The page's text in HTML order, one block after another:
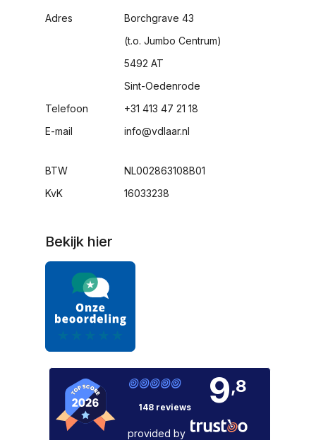
Adres
Telefoon
E-mail
BTW
KvK
Borchgrave 43
(t.o. Jumbo Centrum)
5492 AT
Sint-Oedenrode
+31 413 47 21 18
info@vdlaar.nl
NL002863108B01
16033238
Bekijk hier
148 reviews 9,8
provided by